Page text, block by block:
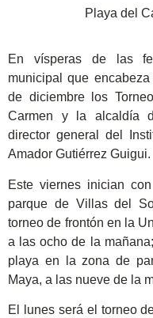
Playa del
En vísperas de las
municipal que
de diciembre los
Carmen y la alcaldía
director general del
Amador Gutiérrez Guigui.
Este viernes inician
parque de Villas del
torneo de frontón en la
a las ocho de la
playa en la zona de
Maya, a las nueve de la
El lunes será el torneo